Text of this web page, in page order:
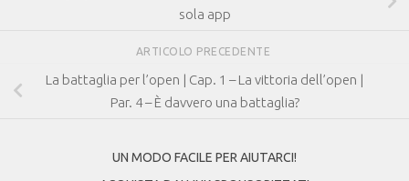
sola app
ARTICOLO PRECEDENTE
La battaglia per l’open | Cap. 1 – La vittoria dell’open |
Par. 4 – È davvero una battaglia?
UN MODO FACILE PER AIUTARCI!